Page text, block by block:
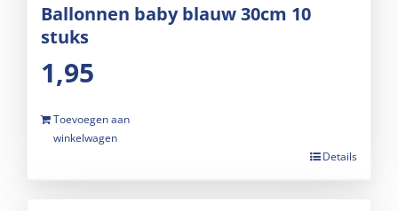
Ballonnen baby blauw 30cm 10
stuks
1,95
Toevoegen aan
winkelwagen
Details